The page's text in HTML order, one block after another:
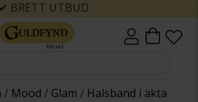
✔ BRETT UTBUD
/ Mood / Glam / Halsband i äkta